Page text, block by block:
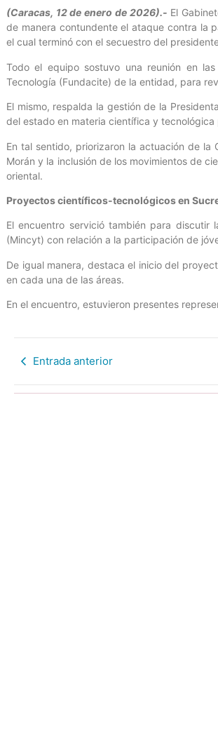
(Caracas, 12 de enero de 2026).- El
de manera contundente el ataque contra la
el cual terminó con el secuestro del
Todo el equipo sostuvo una reunión en
Tecnología (Fundacite) de la entidad, para
El mismo, respalda la gestión de la
del estado en materia científica y tecnológica
En tal sentido, priorizaron la actuación de la
Morán y la inclusión de los movimientos de
oriental.
Proyectos científicos-tecnológicos en
El encuentro servició también para discutir
(Mincyt) con relación a la participación de
De igual manera, destaca el inicio del
en cada una de las áreas.
En el encuentro, estuvieron presentes
Entrada anterior